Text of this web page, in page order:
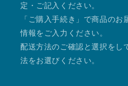
定・ご記入ください。
「ご購入手続き」で商品の
情報をご入力ください。
配送方法のご確認と選択をし
法をお選びください。